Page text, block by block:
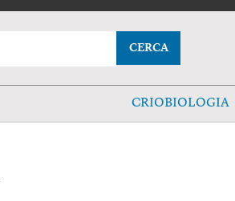
CERCA
CRIOBIOLOGIA